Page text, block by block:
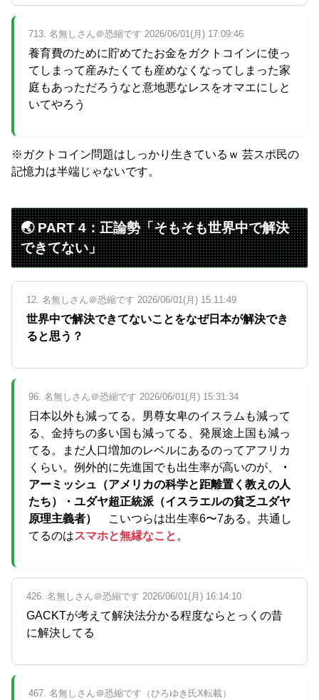
713. 名無しさん＠恐縮です 2026/06/01(月) 17:09:46
養育費のために貯めてたお金をガクトコインに使っ
てしまって産みたくても産めなくなってしまった家
庭もあっただろうなと意地悪なレスをオマエにしと
いてやろう
※ガクトコイン問題はしっかり生きているｗ 芸スポ民の
記憶力は半端じゃないです。
🌏 PART 4：正論勢「そもそも世界中で解決
できてない」
12. 名無しさん＠恐縮です 2026/06/01(月) 15:11:49
世界中で解決できてないことをなぜ日本が解決でき
ると思う？
96. 名無しさん＠恐縮です 2026/06/01(月) 15:31:34
日本以外も減ってる。男尊女卑のイスラムも減って
る、金持ちの多い国も減ってる、発展途上国も減っ
てる。まだ人口増加のレベルにあるのってアフリカ
くらい。例外的に先進国でも出生率が高いのが、
・
アーミッシュ（アメリカの科学と距離置く教えの人
たち）・ユダヤ超正統派（イスラエルの貧乏ユダヤ
原理主義者）
こいつらは出生率6〜7ある。共通し
てるのはスマホと無縁なこと 。
426. 名無しさん＠恐縮です 2026/06/01(月) 16:14:10
GACKTが考えて解決法分かる程度ならとっくの昔
に解決してる
467. 名無しさん＠恐縮です（ひろゆき氏X転載）